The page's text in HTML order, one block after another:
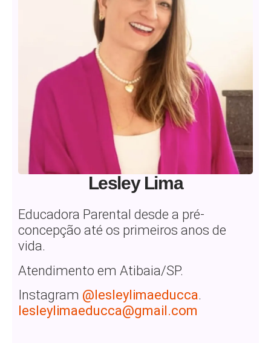
Lesley Lima
Educadora Parental desde a pré-
concepção até os primeiros anos de
vida.
Atendimento em Atibaia/SP.
Instagram @lesleylimaeducca.
lesleylimaeducca@gmail.com